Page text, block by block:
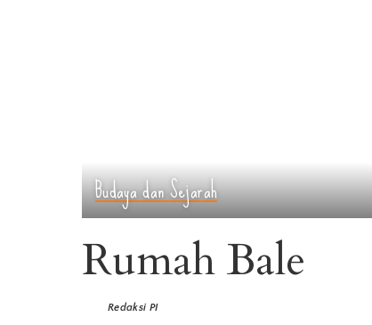
Budaya dan Sejarah
Rumah Bale
Redaksi PI